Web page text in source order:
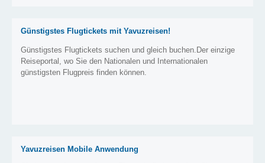
Günstigstes Flugtickets mit Yavuzreisen!
Günstigstes Flugtickets suchen und gleich buchen.Der einzige
Reiseportal, wo Sie den Nationalen und Internationalen
günstigsten Flugpreis finden können.
Yavuzreisen Mobile Anwendung